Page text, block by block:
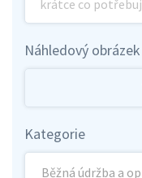
Náhledový obrázek
Kategorie